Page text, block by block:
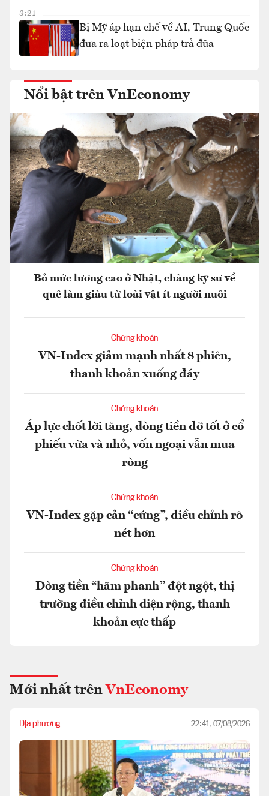
3:21
Bị Mỹ áp hạn chế về AI, Trung Quốc
đưa ra loạt biện pháp trả đũa
Nổi bật trên VnEconomy
Bỏ mức lương cao ở Nhật, chàng kỹ sư về
quê làm giàu từ loài vật ít người nuôi
Chứng khoán
VN-Index giảm mạnh nhất 8 phiên,
thanh khoản xuống đáy
Chứng khoán
Áp lực chốt lời tăng, dòng tiền đỡ tốt ở cổ
phiếu vừa và nhỏ, vốn ngoại vẫn mua
ròng
Chứng khoán
VN-Index gặp cản “cứng”, điều chỉnh rõ
nét hơn
Chứng khoán
Dòng tiền “hãm phanh” đột ngột, thị
trường điều chỉnh diện rộng, thanh
khoản cực thấp
Mới nhất trên VnEconomy
Địa phương 22:41, 07/08/2026